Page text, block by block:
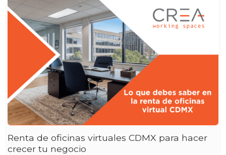
Renta de oficinas virtuales CDMX para hacer
crecer tu negocio